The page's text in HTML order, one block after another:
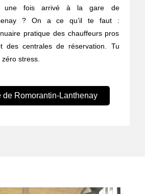
une fois arrivé à la gare de
? On a ce qu’il te faut :
pratique des chauffeurs pros
des centrales de réservation. Tu
stress.
de Romorantin-Lanthenay